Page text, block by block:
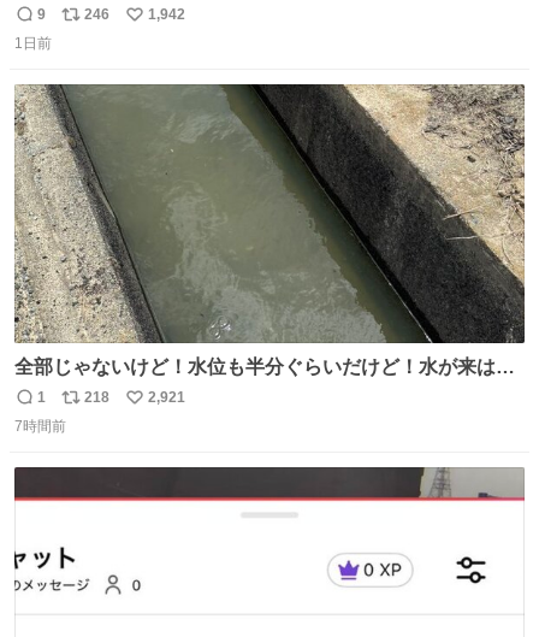
した胆石をピアスにしました。 とても希少な石です。 割っ
てみたらなかなか綺麗でした。 次回の外来はこれ付けて行
返
信
9
リ
ト
数
246
い
1,942
1日前
全部じゃないけど！水位も半分ぐらいだけど！水が来はじ
めたよ！！！ 作業してくれた方々ありがとーーー
ー！！！！！！！！！！！！！！！！！！！！！！！！！
返
信
1
リ
ポ
218
い
2,921
7時間前